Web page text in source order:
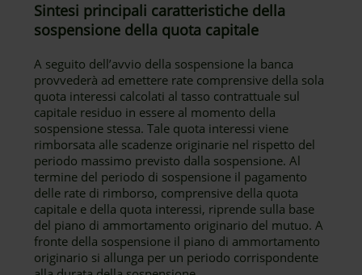
Sintesi principali caratteristiche della
sospensione della quota capitale
A seguito dell’avvio della sospensione la banca
provvederà ad emettere rate comprensive della sola
quota interessi calcolati al tasso contrattuale sul
capitale residuo in essere al momento della
sospensione stessa. Tale quota interessi viene
rimborsata alle scadenze originarie nel rispetto del
periodo massimo previsto dalla sospensione. Al
termine del periodo di sospensione il pagamento
delle rate di rimborso, comprensive della quota
capitale e della quota interessi, riprende sulla base
del piano di ammortamento originario del mutuo. A
fronte della sospensione il piano di ammortamento
originario si allunga per un periodo corrispondente